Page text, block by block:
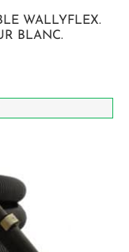
WALLYFLEX.
BLANC.